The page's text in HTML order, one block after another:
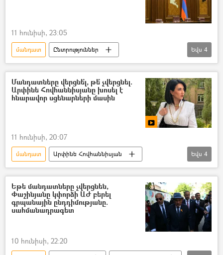
11 հունիսի, 23:05
մանդատ
Ընտրություններ
Ազգային ժողովի ընտրություններ
Լիպարիտ Դրմեյան
Սահմանադրություն
Նիկոլ Փաշինյան
Եվս 4
Մանդատները վերցնե՞լ, թե՞ չվերցնել.
Արփինե Հովհաննիսյանը խոսել է
հնարավոր սցենարների մասին
11 հունիսի, 20:07
մանդատ
Արփինե Հովհաննիսյան
Ընտրություններ
Ազգային ժողովի ընտրություններ
Նախարար
ընդդիմություն
Եվս 4
Եթե մանդատները չվերցնեն,
Փաշինյանը կփորձի ԱԺ բերել
գրպանային ընդդիմությանը.
սահմանադրագետ
10 հունիսի, 22:20